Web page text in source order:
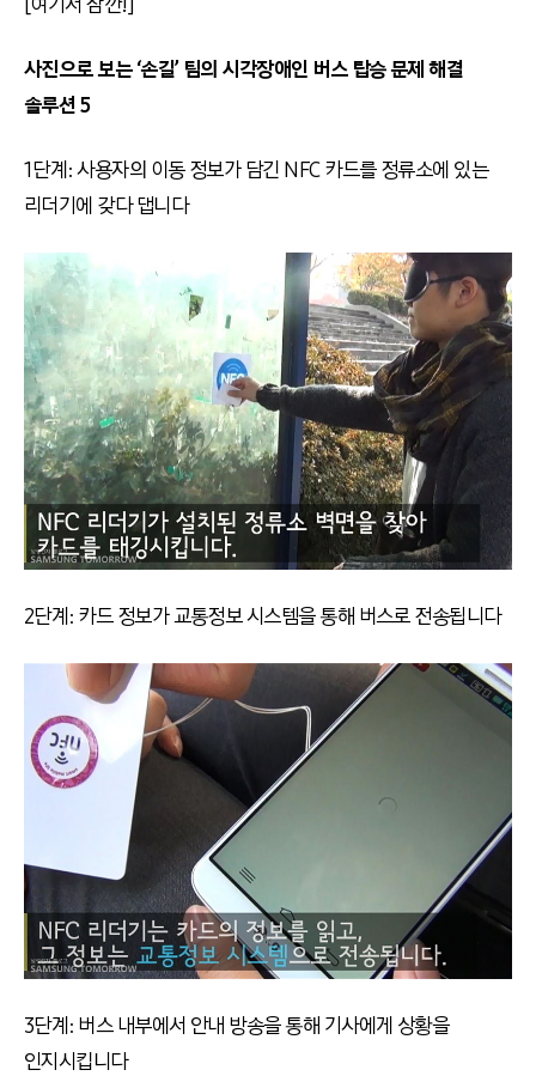
[여기서 잠깐!]
사진으로 보는 ‘손길’ 팀의 시각장애인 버스 탑승 문제 해결
솔루션 5
1단계: 사용자의 이동 정보가 담긴 NFC 카드를 정류소에 있는
리더기에 갖다 댑니다
2단계: 카드 정보가 교통정보 시스템을 통해 버스로 전송됩니다
3단계: 버스 내부에서 안내 방송을 통해 기사에게 상황을
인지시킵니다